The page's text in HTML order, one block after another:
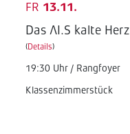
FR 13.11.
Das AI.S kalte Herz
(Details)
19:30 Uhr / Rangfoyer
Klassenzimmerstück